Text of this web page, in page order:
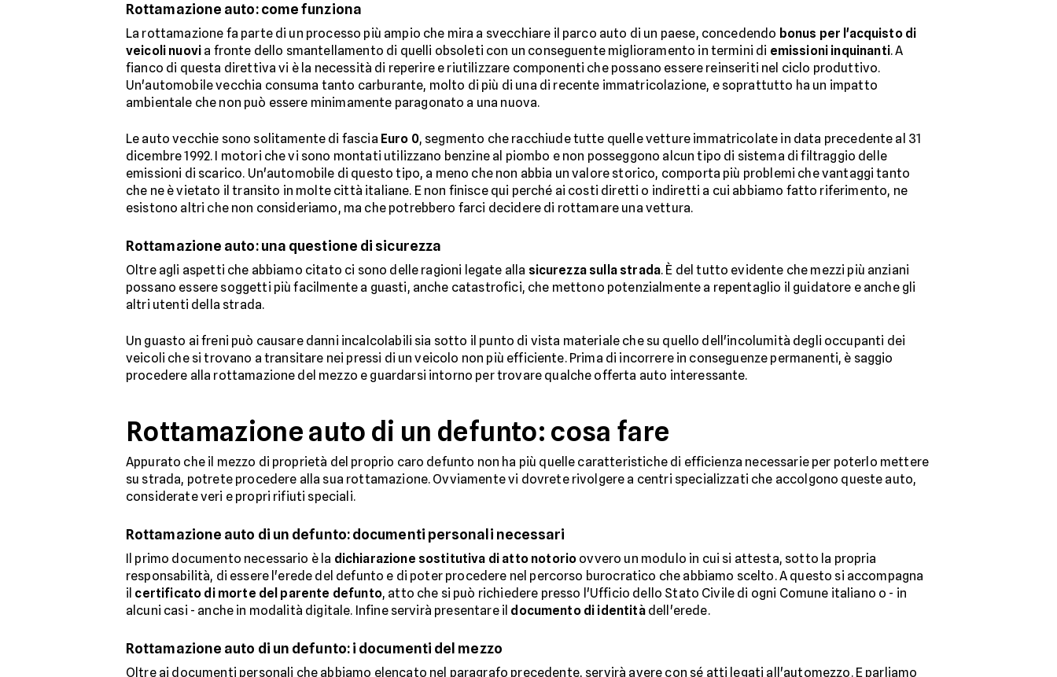
Rottamazione auto: come funziona
La rottamazione fa parte di un processo più ampio che mira a svecchiare il parco auto di un paese, concedendo bonus per l'acquisto di
veicoli nuovi a fronte dello smantellamento di quelli obsoleti con un conseguente miglioramento in termini di emissioni inquinanti. A
fianco di questa direttiva vi è la necessità di reperire e riutilizzare componenti che possano essere reinseriti nel ciclo produttivo.
Un'automobile vecchia consuma tanto carburante, molto di più di una di recente immatricolazione, e soprattutto ha un impatto
ambientale che non può essere minimamente paragonato a una nuova.
Le auto vecchie sono solitamente di fascia Euro 0, segmento che racchiude tutte quelle vetture immatricolate in data precedente al 31
dicembre 1992. I motori che vi sono montati utilizzano benzine al piombo e non posseggono alcun tipo di sistema di filtraggio delle
emissioni di scarico. Un'automobile di questo tipo, a meno che non abbia un valore storico, comporta più problemi che vantaggi tanto
che ne è vietato il transito in molte città italiane. E non finisce qui perché ai costi diretti o indiretti a cui abbiamo fatto riferimento, ne
esistono altri che non consideriamo, ma che potrebbero farci decidere di rottamare una vettura.
Rottamazione auto: una questione di sicurezza
Oltre agli aspetti che abbiamo citato ci sono delle ragioni legate alla sicurezza sulla strada. È del tutto evidente che mezzi più anziani
possano essere soggetti più facilmente a guasti, anche catastrofici, che mettono potenzialmente a repentaglio il guidatore e anche gli
altri utenti della strada.
Un guasto ai freni può causare danni incalcolabili sia sotto il punto di vista materiale che su quello dell'incolumità degli occupanti dei
veicoli che si trovano a transitare nei pressi di un veicolo non più efficiente. Prima di incorrere in conseguenze permanenti, è saggio
procedere alla rottamazione del mezzo e guardarsi intorno per trovare qualche offerta auto interessante.
Rottamazione auto di un defunto: cosa fare
Appurato che il mezzo di proprietà del proprio caro defunto non ha più quelle caratteristiche di efficienza necessarie per poterlo mettere
su strada, potrete procedere alla sua rottamazione. Ovviamente vi dovrete rivolgere a centri specializzati che accolgono queste auto,
considerate veri e propri rifiuti speciali.
Rottamazione auto di un defunto: documenti personali necessari
Il primo documento necessario è la dichiarazione sostitutiva di atto notorio ovvero un modulo in cui si attesta, sotto la propria
responsabilità, di essere l'erede del defunto e di poter procedere nel percorso burocratico che abbiamo scelto. A questo si accompagna
il certificato di morte del parente defunto, atto che si può richiedere presso l'Ufficio dello Stato Civile di ogni Comune italiano o - in
alcuni casi - anche in modalità digitale. Infine servirà presentare il documento di identitàdell'erede.
Rottamazione auto di un defunto: i documenti del mezzo
Oltre ai documenti personali che abbiamo elencato nel paragrafo precedente, servirà avere con sé atti legati all'automezzo. E parliamo